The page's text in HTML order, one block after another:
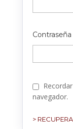
Contraseña
navegador.
>